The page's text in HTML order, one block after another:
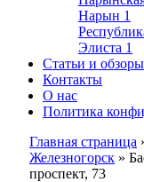
Нарын 1
Элиста 1
Статьи и обзоры
Контакты
О нас
Политика
Главная страница
Железногорск »
проспект, 73